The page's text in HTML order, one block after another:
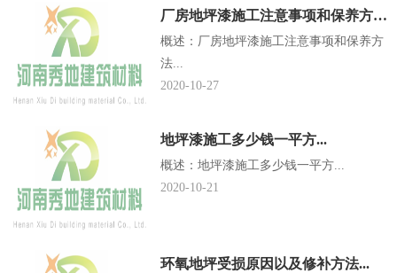
厂房地坪漆施工注意事项和保养方法...
概述：厂房地坪漆施工注意事项和保养方
法...
2020-10-27
地坪漆施工多少钱一平方...
概述：地坪漆施工多少钱一平方...
2020-10-21
环氧地坪受损原因以及修补方法...